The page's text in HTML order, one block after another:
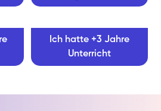
Ich hatte +3 Jahre
Unterricht